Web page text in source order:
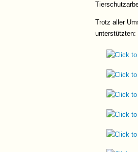
Trotz aller
unterstützten: